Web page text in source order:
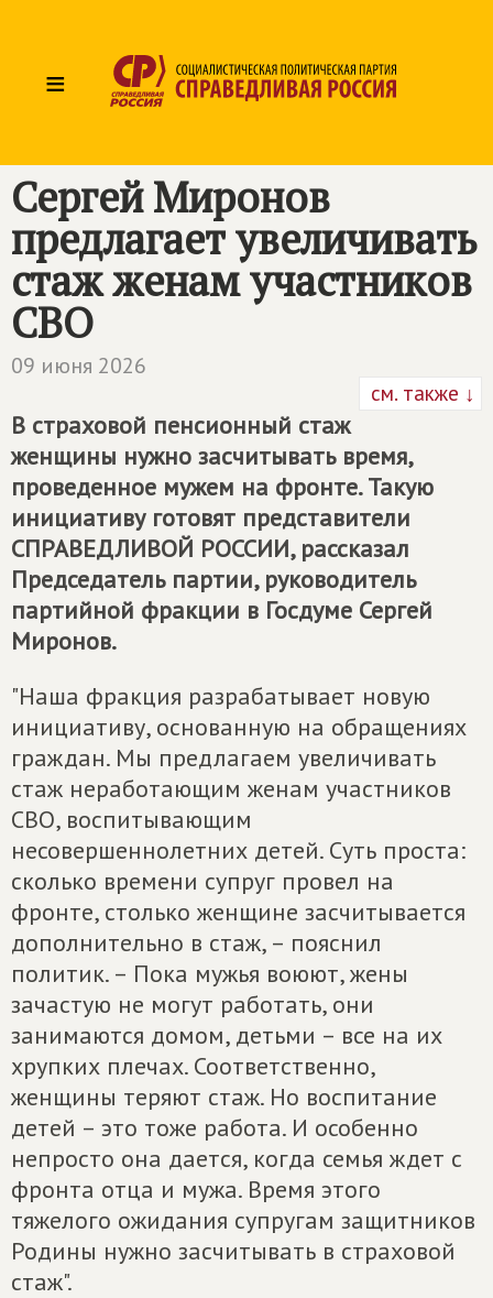
≡
Сергей Миронов
предлагает увеличивать
стаж женам участников
СВО
09 июня 2026
см. также ↓
В страховой пенсионный стаж
женщины нужно засчитывать время,
проведенное мужем на фронте. Такую
инициативу готовят представители
СПРАВЕДЛИВОЙ РОССИИ, рассказал
Председатель партии, руководитель
партийной фракции в Госдуме Сергей
Миронов.
"Наша фракция разрабатывает новую
инициативу, основанную на обращениях
граждан. Мы предлагаем увеличивать
стаж неработающим женам участников
СВО, воспитывающим
несовершеннолетних детей. Суть проста:
сколько времени супруг провел на
фронте, столько женщине засчитывается
дополнительно в стаж, – пояснил
политик. – Пока мужья воюют, жены
зачастую не могут работать, они
занимаются домом, детьми – все на их
хрупких плечах. Соответственно,
женщины теряют стаж. Но воспитание
детей – это тоже работа. И особенно
непросто она дается, когда семья ждет с
фронта отца и мужа. Время этого
тяжелого ожидания супругам защитников
Родины нужно засчитывать в страховой
стаж".